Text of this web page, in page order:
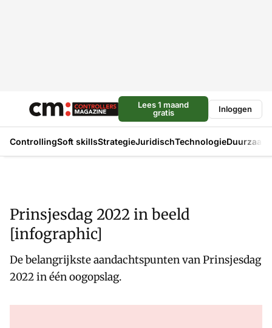
Lees 1 maand
gratis
Inloggen
ControllingSoft skillsStrategieJuridischTechnologie
Prinsjesdag 2022 in beeld
[infographic]
De belangrijkste aandachtspunten van Prinsjesdag
2022 in één oogopslag.